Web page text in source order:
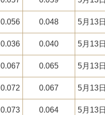
0.056 0.048 5月13日
0.036 0.040 5月13日
0.067 0.065 5月13日
0.072 0.067 5月13日
0.073 0.064 5月13日